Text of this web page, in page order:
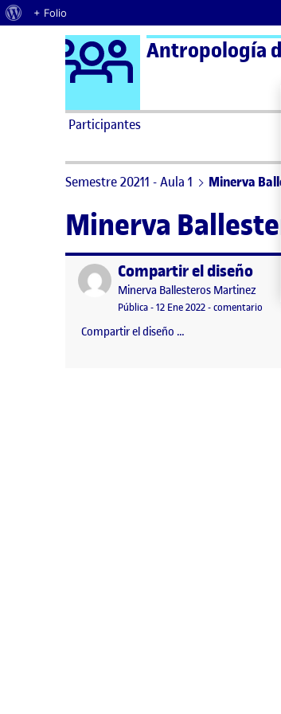
Acerca de WordPress
+ Folio
Saltar al contenido Logo Ágora
Antropología
Participantes
Semestre 20211 - Aula 1 Minerva
Minerva
Publicado porCompartir el diseño
Publicado por
Minerva Ballesteros Martinez
Visibilidad:
Pública-Fecha de publicación
12 Ene 2022-comentario en
Compartir el diseño …